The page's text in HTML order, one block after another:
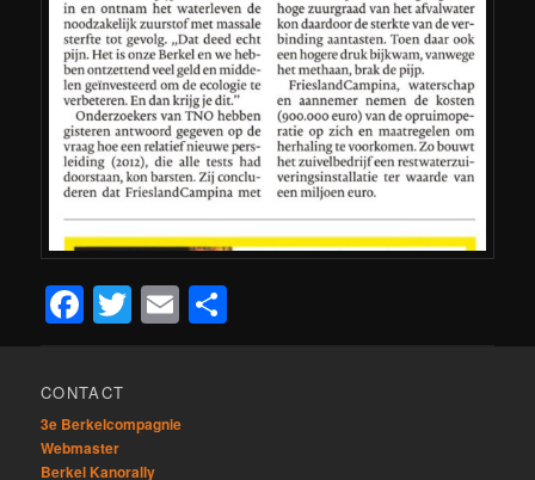
Facebook
Twitter
Email
CONTACT
3e Berkelcompagnie
Webmaster
Berkel Kanorally